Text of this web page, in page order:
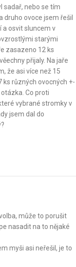
sadař, nebo se tím
druho ovoce jsem řešil
a osvit sluncem v
starými
zasazeno 12 ks
přijaly. Na jaře
že asi více než 15
ks různých ovocných +-
Co proti
vybrané stromky v
jsem dal do
může to porušit
nasadit na to nějaké
myši asi neřešil, je to